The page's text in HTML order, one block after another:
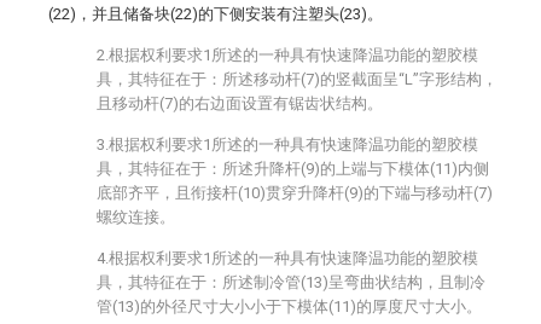
(22)，并且储备块(22)的下侧安装有注塑头(23)。
2.根据权利要求1所述的一种具有快速降温功能的塑胶模
具，其特征在于：所述移动杆(7)的竖截面呈“L”字形结构，
且移动杆(7)的右边面设置有锯齿状结构。
3.根据权利要求1所述的一种具有快速降温功能的塑胶模
具，其特征在于：所述升降杆(9)的上端与下模体(11)内侧
底部齐平，且衔接杆(10)贯穿升降杆(9)的下端与移动杆(7)
螺纹连接。
4.根据权利要求1所述的一种具有快速降温功能的塑胶模
具，其特征在于：所述制冷管(13)呈弯曲状结构，且制冷
管(13)的外径尺寸大小小于下模体(11)的厚度尺寸大小。